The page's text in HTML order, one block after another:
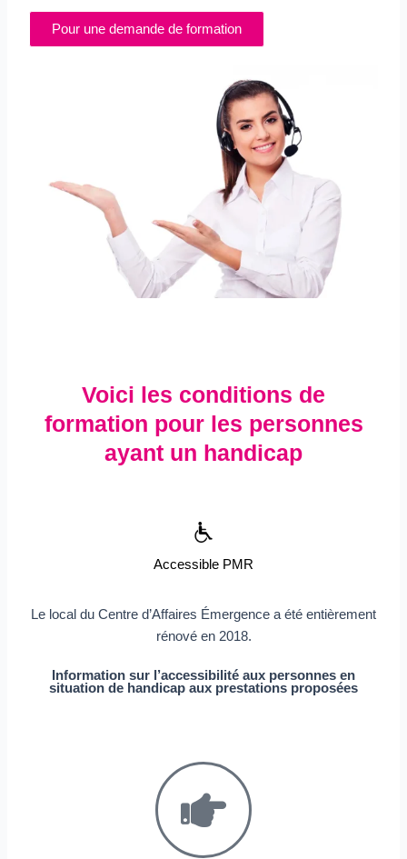
Pour une demande de formation
Voici les conditions de
formation pour les personnes
ayant un handicap
Accessible PMR
Le local du Centre d’Affaires Émergence a été entièrement
rénové en 2018.
Information sur l’accessibilité aux personnes en
situation de handicap aux prestations proposées